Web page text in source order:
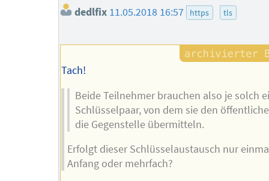
dedlfix 11.05.2018 16:57 https tls
Tach!
Beide Teilnehmer brauchen also je solch
Schlüsselpaar, von dem sie den
die Gegenstelle übermitteln.
Erfolgt dieser Schlüsselaustausch nur
Anfang oder mehrfach?